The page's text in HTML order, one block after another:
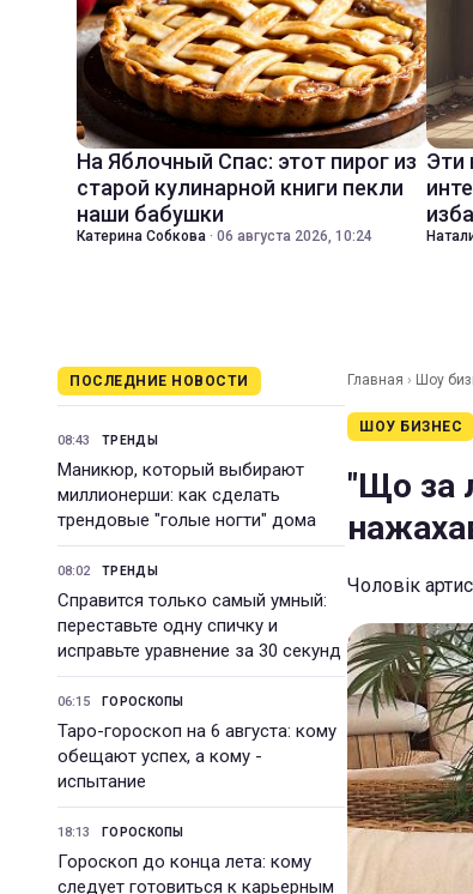
На Яблочный Спас: этот пирог из
старой кулинарной книги пекли
наши бабушки
Катерина Собкова · 06 августа 2026, 10:24
Эти
ПОСЛЕДНИЕ НОВОСТИ
08:43 ТРЕНДЫ
Маникюр, который выбирают
миллионерши: как сделать
трендовые "голые ногти" дома
08:02 ТРЕНДЫ
Справится только самый умный:
переставьте одну спичку и
исправьте уравнение за 30 секунд
06:15 ГОРОСКОПЫ
Таро-гороскоп на 6 августа: кому
обещают успех, а кому -
испытание
18:13 ГОРОСКОПЫ
Гороскоп до конца лета: кому
следует готовиться к карьерным
Главная › Шоу
ШОУ БИЗНЕС
"Що за
Чоловік